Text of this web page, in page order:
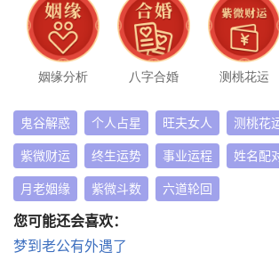
姻缘分析 八字合婚 测桃花运
鬼谷解惑 个人占星 旺夫女人 测桃花
紫微财运 终生运势 事业运程 姓名配
月老姻缘 紫微斗数 六道轮回
您可能还会喜欢：
梦到老公有外遇了